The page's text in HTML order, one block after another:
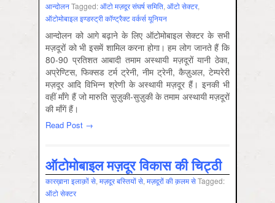
आन्‍दोलनTagged:ऑटो मज़दूर संघर्ष समिति, ऑटो सेक्‍टर,
ऑटोमोबाइल इण्डस्ट्री कॉण्ट्रैक्ट वर्कर्स यूनियन
आन्दोलन को आगे बढ़ाने के लिए ऑटोमोबाइल सेक्टर के सभी
मज़दूरों को भी इसमें शामिल करना होगा। हम लोग जानते हैं कि
80-90 प्रतिशत आबादी तमाम अस्थायी मज़दूरों यानी ठेका,
अप्रेण्टिस, फिक्सड टर्म ट्रेनी, नीम ट्रेनी, कैज़ुअल, टेम्परेरी
मज़दूर आदि विभिन्न श्रेणी के अस्थायी मज़दूर हैं। इनकी भी
वहीं माँगे हैं जो मारुति सुज़ुकी-सुज़ुकी के तमाम अस्थायी मज़दूरों
की माँगें हैं।
Read Post →
ऑटोमोबाइल मज़दूर विकास की चिट्ठी
कारख़ाना इलाक़ों से, मज़दूर बस्तियों से, मज़दूरों की क़लम सेTagged:
ऑटो सेक्‍टर